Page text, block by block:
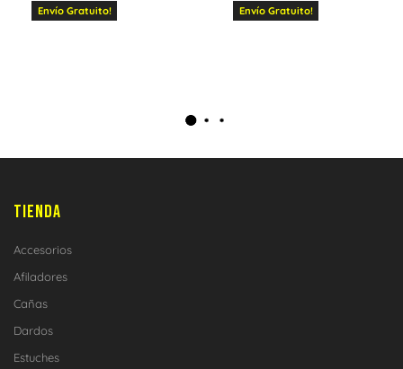
Envío Gratuito! Envío Gratuito!
TIENDA
Accesorios
Afiladores
Cañas
Dardos
Estuches